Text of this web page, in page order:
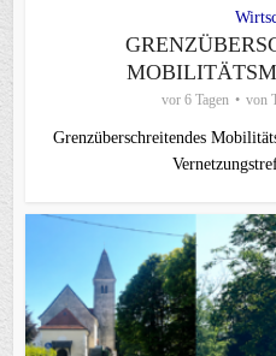
vor 6 Tagen von
Grenzüberschreitendes